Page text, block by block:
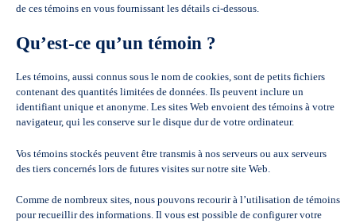
de ces témoins en vous fournissant les détails ci-dessous.
Qu’est-ce qu’un témoin ?
Les témoins, aussi connus sous le nom de cookies, sont de petits fichiers
contenant des quantités limitées de données. Ils peuvent inclure un
identifiant unique et anonyme. Les sites Web envoient des témoins à votre
navigateur, qui les conserve sur le disque dur de votre ordinateur.
Vos témoins stockés peuvent être transmis à nos serveurs ou aux serveurs
des tiers concernés lors de futures visites sur notre site Web.
Comme de nombreux sites, nous pouvons recourir à l’utilisation de témoins
pour recueillir des informations. Il vous est possible de configurer votre